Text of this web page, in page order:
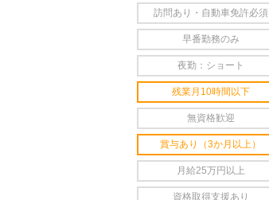
訪問あり・自動車免許必須
早番勤務のみ
夜勤：ショート
残業月10時間以下
無資格歓迎
賞与あり（3か月以上）
月給25万円以上
資格取得支援あり